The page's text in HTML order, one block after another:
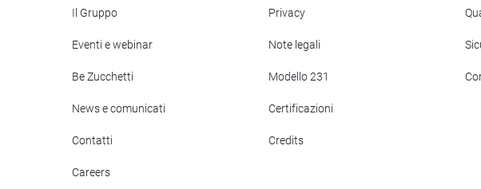
Il Gruppo
Eventi e webinar
Be Zucchetti
News e comunicati
Contatti
Careers
Privacy
Note legali
Modello 231
Certificazioni
Credits